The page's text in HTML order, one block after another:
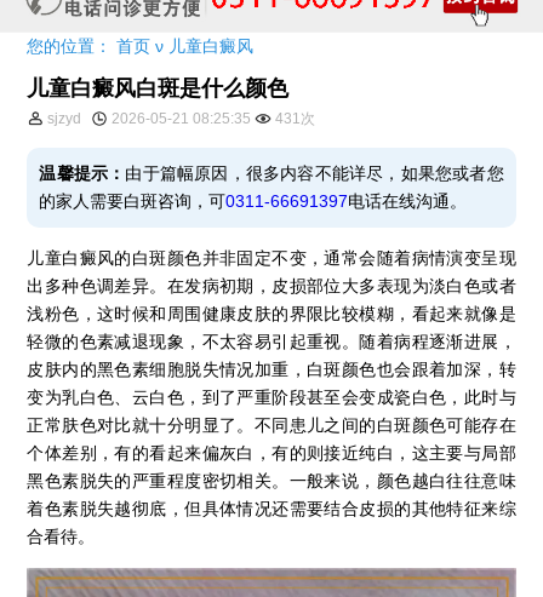
您的位置：首页 ν 儿童白癜风
儿童白癜风白斑是什么颜色
sjzyd 2026-05-21 08:25:35 431次
温馨提示： 由于篇幅原因，很多内容不能详尽，如果您或者您
的家人需要白斑咨询，可0311-66691397电话在线沟通。
儿童白癜风的白斑颜色并非固定不变，通常会随着病情演变呈现
出多种色调差异。在发病初期，皮损部位大多表现为淡白色或者
浅粉色，这时候和周围健康皮肤的界限比较模糊，看起来就像是
轻微的色素减退现象，不太容易引起重视。随着病程逐渐进展，
皮肤内的黑色素细胞脱失情况加重，白斑颜色也会跟着加深，转
变为乳白色、云白色，到了严重阶段甚至会变成瓷白色，此时与
正常肤色对比就十分明显了。不同患儿之间的白斑颜色可能存在
个体差别，有的看起来偏灰白，有的则接近纯白，这主要与局部
黑色素脱失的严重程度密切相关。一般来说，颜色越白往往意味
着色素脱失越彻底，但具体情况还需要结合皮损的其他特征来综
合看待。